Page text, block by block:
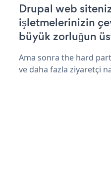
Drupal web
işletmelerinizin
büyük zorluğun
Ama sonra the hard
ve daha fazla ziyaretçi